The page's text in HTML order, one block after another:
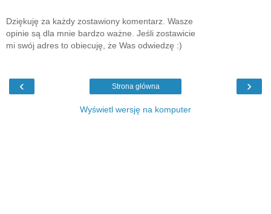
Dziękuję za każdy zostawiony komentarz. Wasze
opinie są dla mnie bardzo ważne. Jeśli zostawicie
mi swój adres to obiecuję, że Was odwiedzę :)
‹ ›
Strona główna
Wyświetl wersję na komputer